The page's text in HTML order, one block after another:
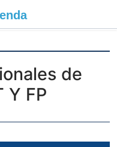
de
Y FP